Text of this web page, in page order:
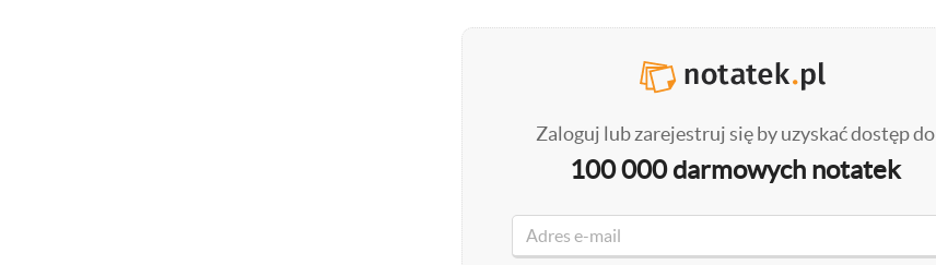
Zaloguj lub zarejestruj się by uzyskać dostęp do
100 000 darmowych notatek